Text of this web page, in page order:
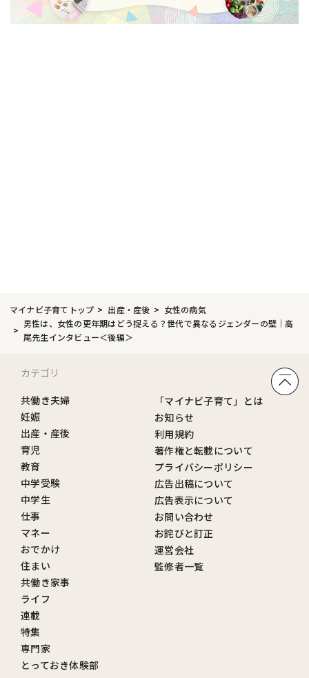
マイナビ子育てトップ 出産・産後
女性の病気
男性は、女性の更年期はどう捉える？世代で異なるジェンダーの壁｜高
尾先生インタビュー＜後編＞
カテゴリ
共働き夫婦
妊娠
出産・産後
育児
教育
中学受験
中学生
仕事
マネー
おでかけ
住まい
共働き家事
ライフ
連載
特集
専門家
とっておき体験部
「マイナビ子育て」とは
お知らせ
利用規約
著作権と転載について
プライバシーポリシー
広告出稿について
広告表示について
お問い合わせ
お詫びと訂正
運営会社
監修者一覧